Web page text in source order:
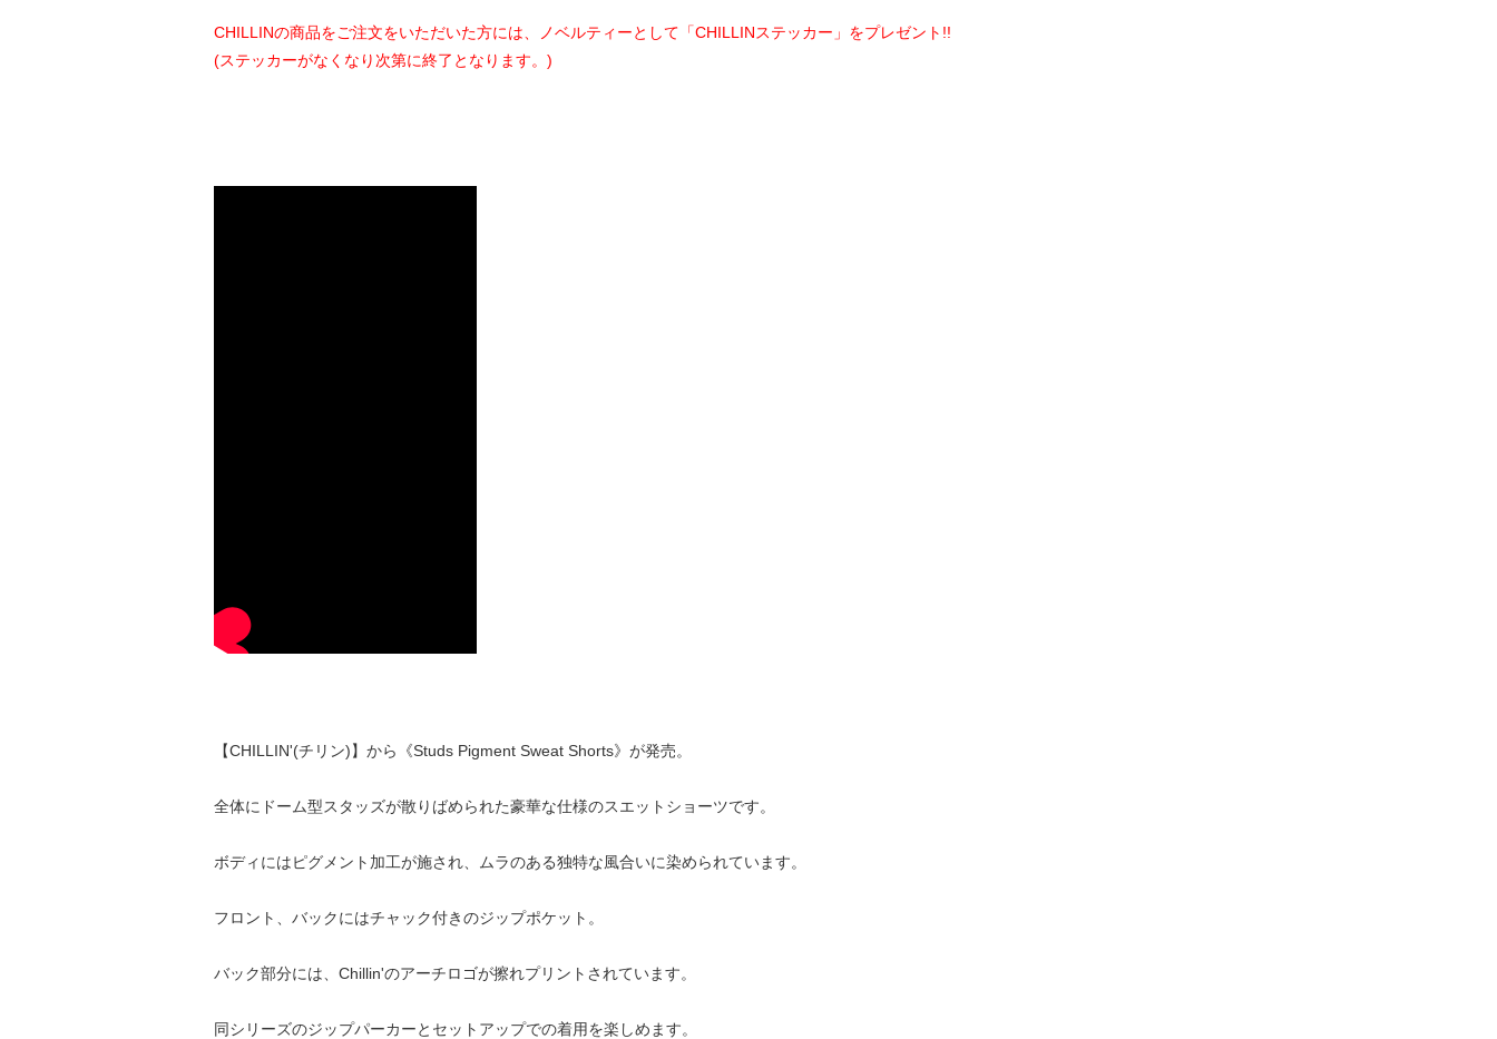
CHILLINの商品をご注文をいただいた方には、ノベルティーとして「CHILLINステッカー」をプレゼント!!
(ステッカーがなくなり次第に終了となります。)
【CHILLIN'(チリン)】から《Studs Pigment Sweat Shorts》が発売。
全体にドーム型スタッズが散りばめられた豪華な仕様のスエットショーツです。
ボディにはピグメント加工が施され、ムラのある独特な風合いに染められています。
フロント、バックにはチャック付きのジップポケット。
バック部分には、Chillin'のアーチロゴが擦れプリントされています。
同シリーズのジップパーカーとセットアップでの着用を楽しめます。